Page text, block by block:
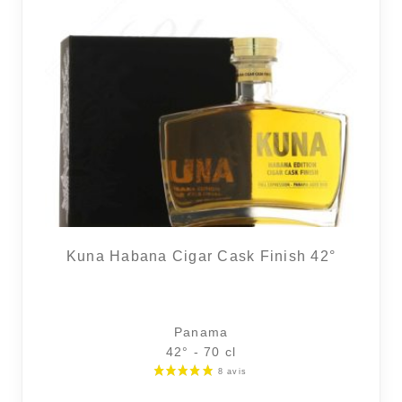
Kuna Habana Cigar Cask Finish 42°
Panama
42° - 70 cl